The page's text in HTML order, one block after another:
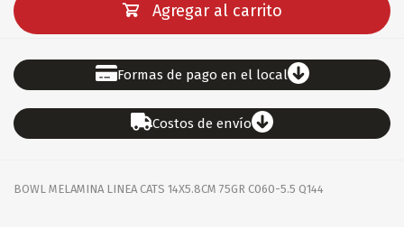
Agregar al carrito
Formas de pago en el local
Costos de envío
BOWL MELAMINA LINEA CATS 14X5.8CM 75GR C060-5.5 Q144